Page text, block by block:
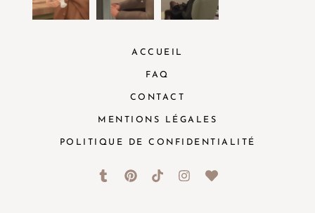
ACCUEIL
FAQ
CONTACT
MENTIONS LÉGALES
POLITIQUE DE CONFIDENTIALITÉ